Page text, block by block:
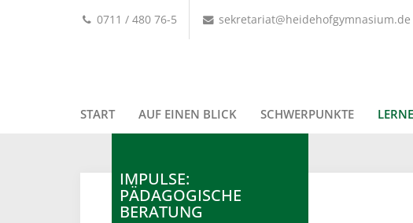
0711 / 480 76-5 sekretariat@heidehofgymnasium.de
START AUF EINEN BLICK SCHWERPUNKTE
IMPULSE:
PÄDAGOGISCHE
BERATUNG